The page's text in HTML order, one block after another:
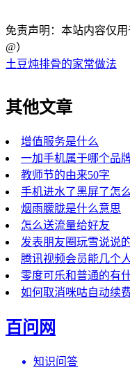
免责声明：本站内容仅
@）
土豆炖排骨的家常做法
其他文章
增值服务是什么
一加手机属于哪个品
教师节的由来50字
手机进水了黑屏了怎
烟雨朦胧是什么意思
怎么送流量给好友
发表朋友圈玩雪说说
腾讯视频会员能几个
零度可乐和普通的有
如何取消咪咕自动续
百问网
知识问答